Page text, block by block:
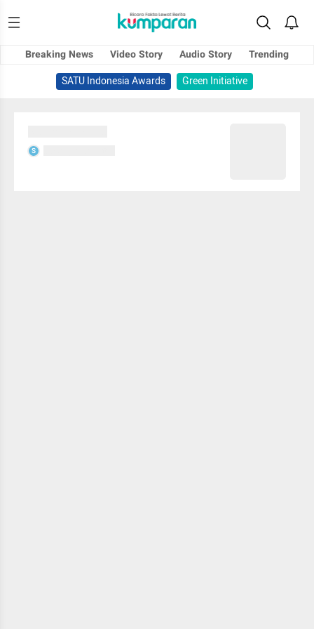
Breaking News Video Story Audio Story
Trending
SATU Indonesia Awards
Green Initiative
S